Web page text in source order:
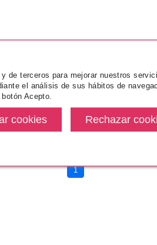
COBALT ELIXIR EDP 50 ML VP
-47% 51.85€
1
de terceros para mejorar nuestros
el análisis de sus hábitos de
Acepto.